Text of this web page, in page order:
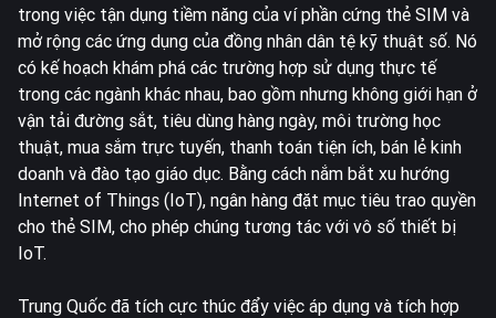
trong việc tận dụng tiềm năng của ví phần cứng thẻ SIM và
mở rộng các ứng dụng của đồng nhân dân tệ kỹ thuật số. Nó
có kế hoạch khám phá các trường hợp sử dụng thực tế
trong các ngành khác nhau, bao gồm nhưng không giới hạn ở
vận tải đường sắt, tiêu dùng hàng ngày, môi trường học
thuật, mua sắm trực tuyến, thanh toán tiện ích, bán lẻ kinh
doanh và đào tạo giáo dục. Bằng cách nắm bắt xu hướng
Internet of Things (IoT), ngân hàng đặt mục tiêu trao quyền
cho thẻ SIM, cho phép chúng tương tác với vô số thiết bị
IoT.
Trung Quốc đã tích cực thúc đẩy việc áp dụng và tích hợp